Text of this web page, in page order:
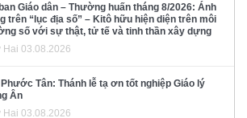
Giáo dân – Thường huấn tháng 8/2026: Ánh
trên “lục địa số” – Kitô hữu hiện diện trên môi
số với sự thật, tử tế và tinh thần xây dựng
Hai 03.08.2026
Tân: Thánh lễ tạ ơn tốt nghiệp Giáo lý
Ân
Hai 03.08.2026